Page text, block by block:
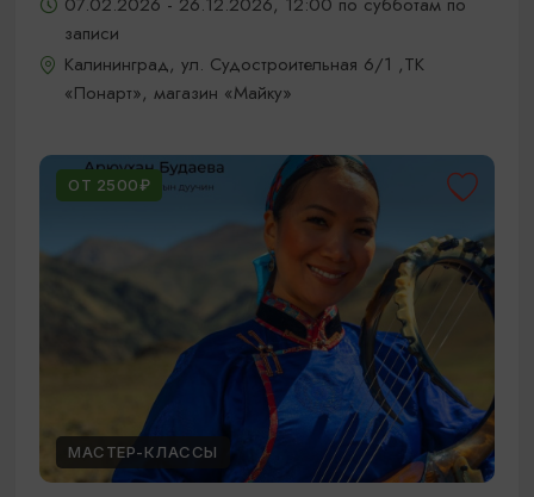
записи
Калининград, ул. Судостроительная 6/1 ,ТК
«Понарт», магазин «Майку»
ОТ 2500₽
МАСТЕР-КЛАССЫ